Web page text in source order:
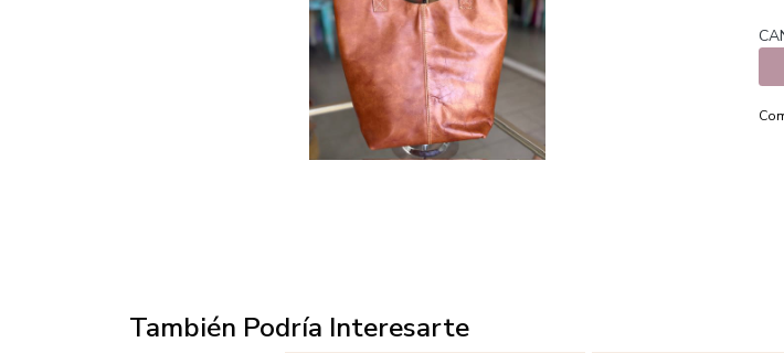
También Podría Interesarte